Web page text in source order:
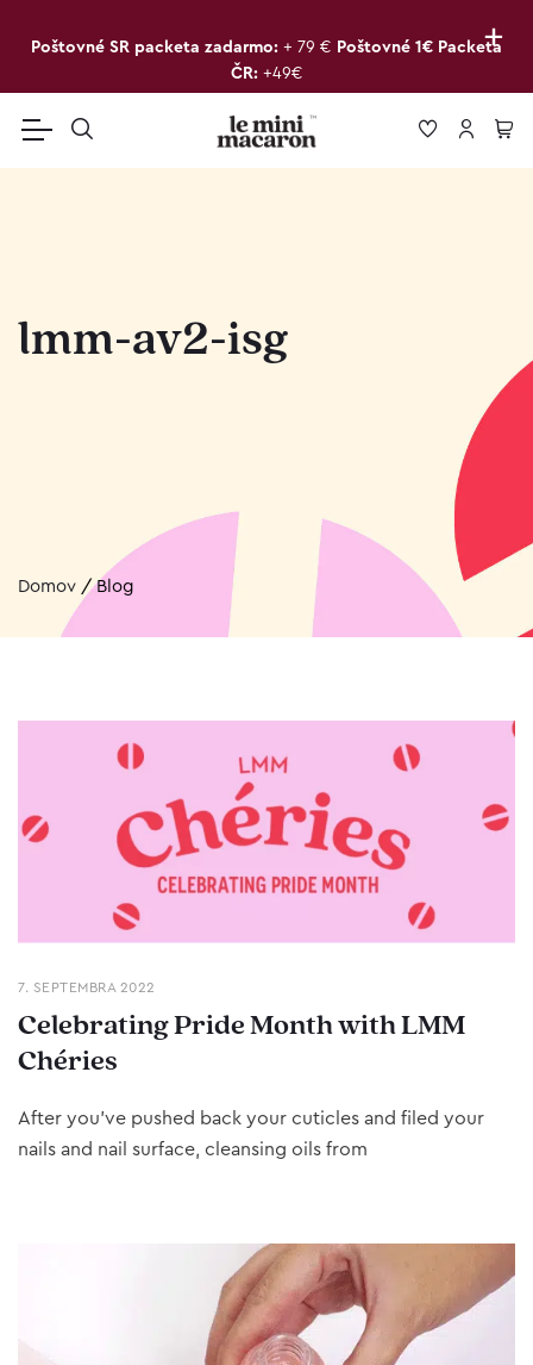
+
Poštovné SR packeta zadarmo: + 79 € Poštovné 1€ Packeta
ČR: +49€
lmm-av2-isg
Domov /Blog
7. SEPTEMBRA 2022
Celebrating Pride Month with LMM
Chéries
After you’ve pushed back your cuticles and filed your
nails and nail surface, cleansing oils from